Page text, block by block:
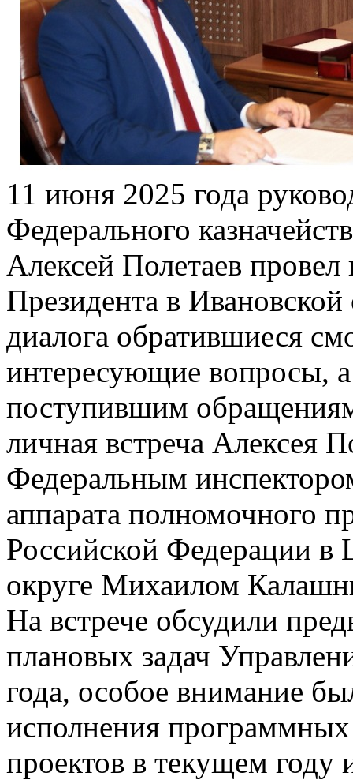
11 июня 2025 года
Федерального
Алексей Полетаев
Президента в
диалога обратившиеся
интересующие вопросы,
поступившим
личная встреча Алексея
Федеральным
аппарата полномочного
Российской Федерации в
округе Михаилом
На встрече обсудили
плановых задач
года, особое внимание
исполнения
проектов в текущем году